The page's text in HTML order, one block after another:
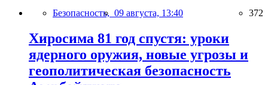
Безопасность, 09 августа, 13:40 372
Хиросима 81 год спустя: уроки
ядерного оружия, новые угрозы и
геополитическая безопасность